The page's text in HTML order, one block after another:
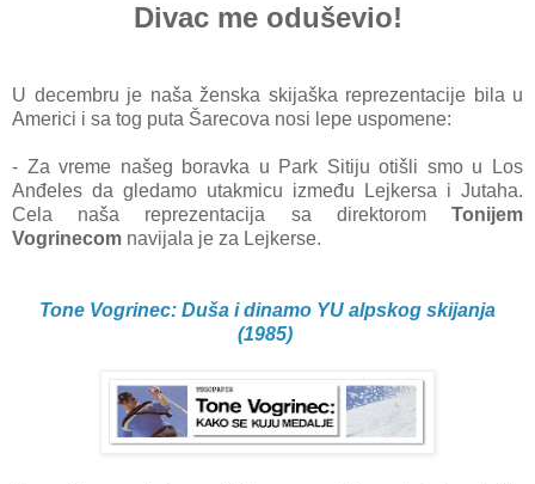
Divac me oduševio!
U decembru je naša ženska skijaška reprezentacije bila u
Americi i sa tog puta Šarecova nosi lepe uspomene:
- Za vreme našeg boravka u Park Sitiju otišli smo u Los
Anđeles da gledamo utakmicu između Lejkersa i Jutaha.
Cela naša reprezentacija sa direktorom Tonijem
Vogrinecom navijala je za Lejkerse.
Tone Vogrinec: Duša i dinamo YU alpskog skijanja
(1985)